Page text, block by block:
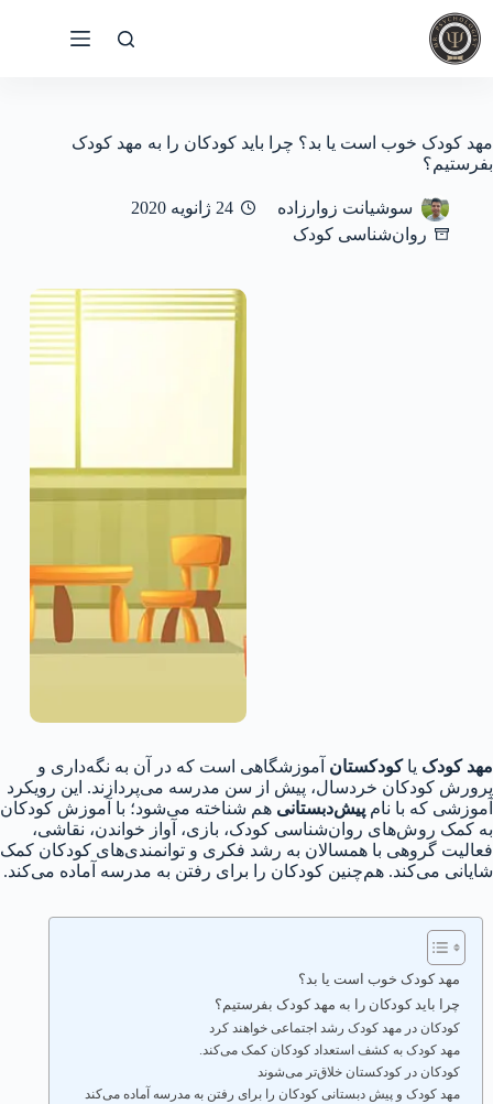
پرش
به
محتوا
مهد کودک خوب است یا بد؟ چرا باید کودکان را به مهد کودک
بفرستیم؟
سوشیانت زوارزاده
24 ژانویه 2020
روان‌شناسی کودک
مهد کودک یاکودکستان آموزشگاهی است که در آن به نگه‌داری و
پرورش کودکان خردسال، پیش از سن مدرسه می‌پردازند. این رویکرد
آموزشی که با نام پیش‌دبستانی هم شناخته می‌شود؛ با آموزش کودکان
به کمک روش‌های روان‌شناسی کودک، بازی، آواز خواندن، نقاشی،
فعالیت گروهی با همسالان به رشد فکری و توانمندی‌های کودکان کمک
شایانی می‌کند. هم‌چنین کودکان را برای رفتن به مدرسه آماده می‌کند.
مهد کودک خوب است یا بد؟
چرا باید کودکان را به مهد کودک بفرستیم؟
کودکان در مهد کودک رشد اجتماعی خواهند کرد
مهد کودک به کشف استعداد کودکان کمک می‌کند.
کودکان در کودکستان خلاق‌تر می‌شوند
مهد کودک و پیش دبستانی کودکان را برای رفتن به مدرسه آماده می‌کند